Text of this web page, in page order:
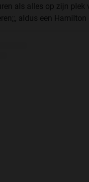
als alles op zijn
aldus een